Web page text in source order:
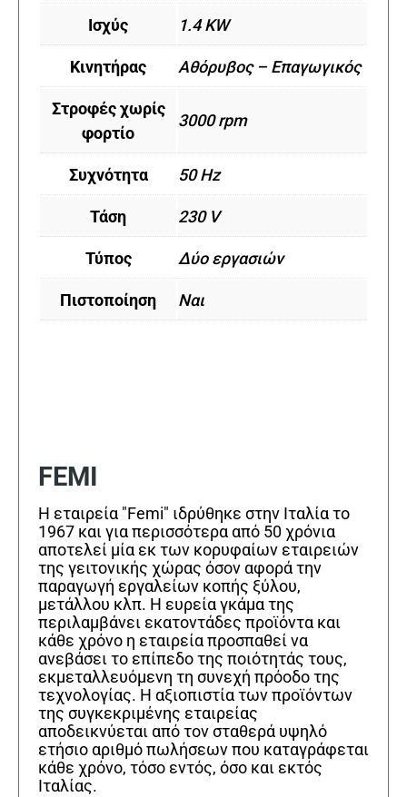
Ισχύς 1.4 KW
Κινητήρας Αθόρυβος – Επαγωγικός
Στροφές χωρίς
φορτίο
3000 rpm
Συχνότητα 50 Hz
Τάση 230 V
Τύπος Δύο εργασιών
Πιστοποίηση Ναι
FEMI
Η εταιρεία "Femi" ιδρύθηκε στην Ιταλία το
1967 και για περισσότερα από 50 χρόνια
αποτελεί μία εκ των κορυφαίων εταιρειών
της γειτονικής χώρας όσον αφορά την
παραγωγή εργαλείων κοπής ξύλου,
μετάλλου κλπ. Η ευρεία γκάμα της
περιλαμβάνει εκατοντάδες προϊόντα και
κάθε χρόνο η εταιρεία προσπαθεί να
ανεβάσει το επίπεδο της ποιότητάς τους,
εκμεταλλευόμενη τη συνεχή πρόοδο της
τεχνολογίας. Η αξιοπιστία των προϊόντων
της συγκεκριμένης εταιρείας
αποδεικνύεται από τον σταθερά υψηλό
ετήσιο αριθμό πωλήσεων που καταγράφεται
κάθε χρόνο, τόσο εντός, όσο και εκτός
Ιταλίας.